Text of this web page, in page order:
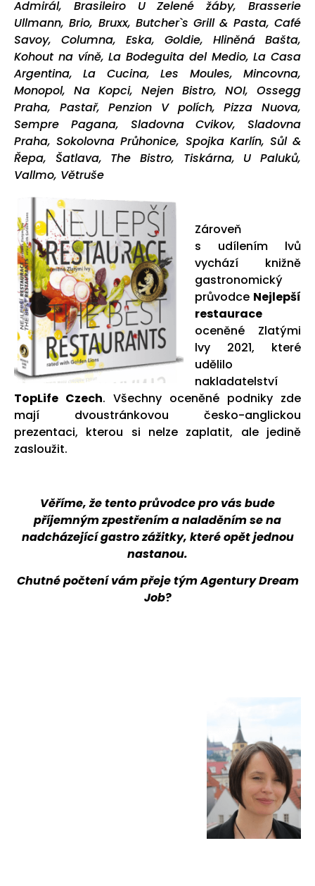
Admirál, Brasileiro U Zelené žáby, Brasserie
Ullmann, Brio, Bruxx, Butcher`s Grill & Pasta, Café
Savoy, Columna, Eska, Goldie, Hliněná Bašta,
Kohout na víně, La Bodeguita del Medio, La Casa
Argentina, La Cucina, Les Moules, Mincovna,
Monopol, Na Kopci, Nejen Bistro, NOI, Ossegg
Praha, Pastař, Penzion V polích, Pizza Nuova,
Sempre Pagana, Sladovna Cvikov, Sladovna
Praha, Sokolovna Průhonice, Spojka Karlín, Sůl &
Řepa, Šatlava, The Bistro, Tiskárna, U Paluků,
Vallmo, Větruše
Zároveň
s udílením lvů
vychází knižně
gastronomický
průvodce Nejlepší
restaurace
oceněné Zlatými
lvy 2021, které
udělilo
nakladatelství
TopLife Czech. Všechny oceněné podniky zde
mají dvoustránkovou česko-anglickou
prezentaci, kterou si nelze zaplatit, ale jedině
zasloužit.
Věříme, že tento průvodce pro vás bude
příjemným zpestřením a naladěním se na
nadcházející gastro zážitky, které opět jednou
nastanou.
Chutné počtení vám přeje tým Agentury Dream
Job?